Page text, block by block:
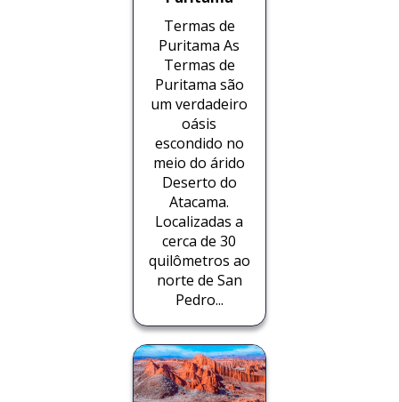
Termas de
Puritama As
Termas de
Puritama são
um verdadeiro
oásis
escondido no
meio do árido
Deserto do
Atacama.
Localizadas a
cerca de 30
quilômetros ao
norte de San
Pedro...